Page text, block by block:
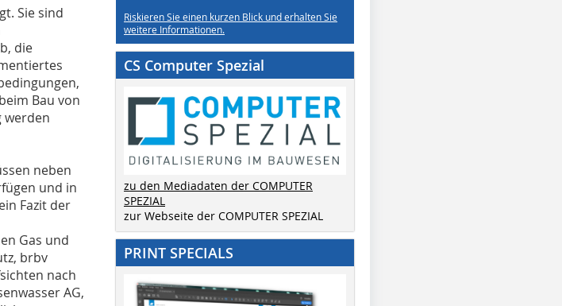
Sie sind
die
Bau von
werden
neben
und in
Fazit der
Gas und
brbv
nach
AG,
Riskieren Sie einen kurzen Blick und erhalten Sie
weitere Informationen.
CS Computer Spezial
zu den Mediadaten der COMPUTER
SPEZIAL
zur Webseite der COMPUTER SPEZIAL
PRINT SPECIALS